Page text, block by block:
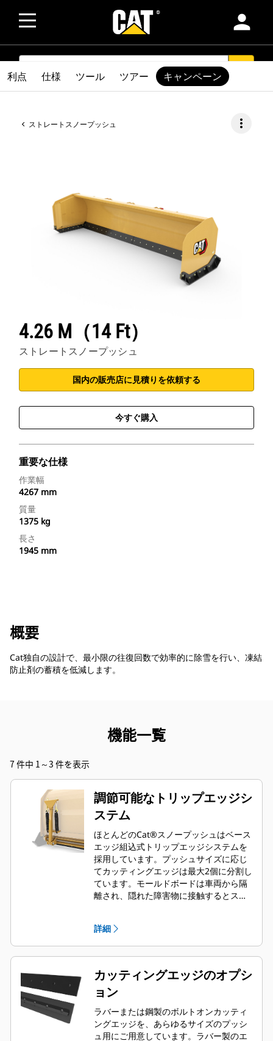
person
SEARCH
ストレートスノープッシュ more_vert
4.26 M（14 Ft）
ストレートスノープッシュ
国内の販売店に見積りを依頼する
今すぐ購入
重要な仕様
作業幅
4267 mm
質量
1375 kg
長さ
1945 mm
利点 仕様 ツール ツアー キャンペーン
概要
Cat独自の設計で、最小限の往復回数で効率的に除雪を行い、凍結
防止剤の蓄積を低減します。
機能一覧
7 件中 1～3 件を表示
調節可能なトリップエッジシ
ステム
ほとんどのCat®スノープッシュはベース
エッジ組込式トリップエッジシステムを
採用しています。プッシュサイズに応じ
てカッティングエッジは最大2個に分割し
ています。モールドボードは車両から隔
離され、隠れた障害物に接触するとスプ
す。スキッドステアカプラを利用するす
べてのモデルに適合する、2.6 m（8
ft）、3.2 m（10 ft）、3.8 m（12 ft）サ
イズには、トリップ式ラバー製カッティ
ングエッジのオプションはご用意してい
ません。
詳細
カッティングエッジのオプシ
ョン
ラバーまたは鋼製のボルトオンカッティ
ングエッジを、あらゆるサイズのプッシ
ュ用にご用意しています。ラバー製のエ